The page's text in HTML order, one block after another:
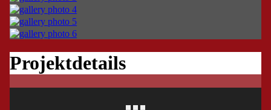
Projektdetails